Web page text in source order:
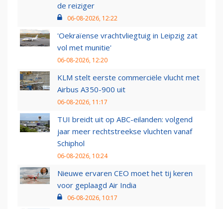
de reiziger
06-08-2026, 12:22
'Oekraïense vrachtvliegtuig in Leipzig zat
vol met munitie'
06-08-2026, 12:20
KLM stelt eerste commerciële vlucht met
Airbus A350-900 uit
06-08-2026, 11:17
TUI breidt uit op ABC-eilanden: volgend
jaar meer rechtstreekse vluchten vanaf
Schiphol
06-08-2026, 10:24
Nieuwe ervaren CEO moet het tij keren
voor geplaagd Air India
06-08-2026, 10:17